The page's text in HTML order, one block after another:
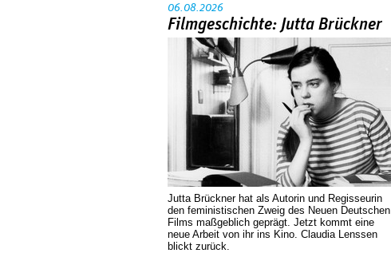
06.08.2026
Filmgeschichte: Jutta Brückner
Jutta Brückner hat als Autorin und Regisseurin
den feministischen Zweig des Neuen Deutschen
Films maßgeblich geprägt. Jetzt kommt eine
neue Arbeit von ihr ins Kino. Claudia Lenssen
blickt zurück.